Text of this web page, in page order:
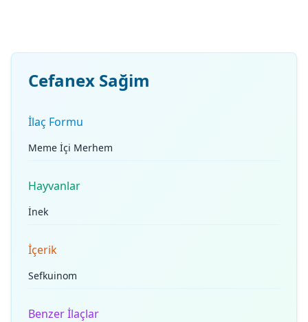
Cefanex Sağim
İlaç Formu
Meme İçi Merhem
Hayvanlar
İnek
İçerik
Sefkuinom
Benzer İlaçlar